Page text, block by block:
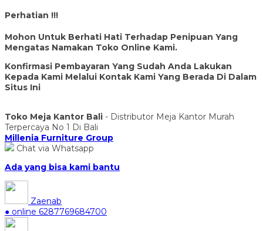
Perhatian !!!
Mohon Untuk Berhati Hati Terhadap Penipuan Yang
Mengatas Namakan Toko Online Kami.
Konfirmasi Pembayaran Yang Sudah Anda Lakukan
Kepada Kami Melalui Kontak Kami Yang Berada Di Dalam
Situs Ini
Toko Meja Kantor Bali - Distributor Meja Kantor Murah
Terpercaya No 1 Di Bali
Millenia Furniture Group
Chat via Whatsapp
Ada yang bisa kami bantu
Zaenab
● online 6287769684700